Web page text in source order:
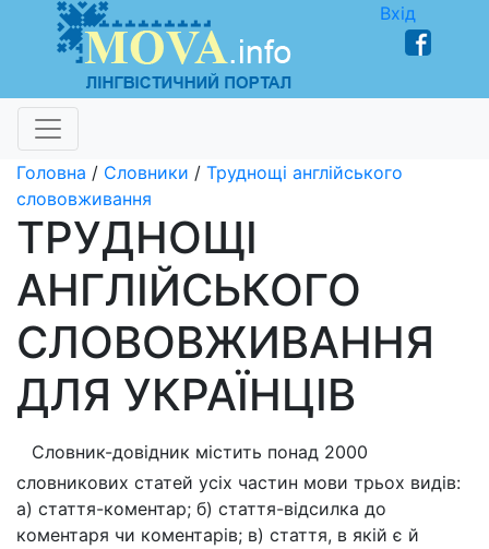
Вхід
Головна / Словники / Труднощі англійського
слововживання
ТРУДНОЩІ
АНГЛІЙСЬКОГО
СЛОВОВЖИВАННЯ
ДЛЯ УКРАЇНЦІВ
Словник-довідник містить понад 2000
словникових статей усіх частин мови трьох видів:
а) стаття-коментар; б) стаття-відсилка до
коментаря чи коментарів; в) стаття, в якій є й